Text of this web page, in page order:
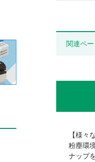
関連ペ
【様々
粉塵環
ナップ